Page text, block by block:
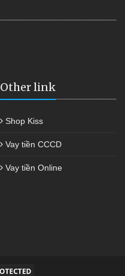
Other link
Shop Kiss
Vay tiền CCCD
Vay tiền Online